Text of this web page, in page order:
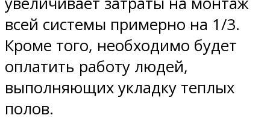
всей системы примерно на 1/3.
Кроме того, необходимо будет
оплатить работу людей,
выполняющих укладку теплых
полов.